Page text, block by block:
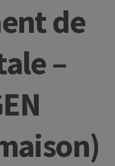
de
–